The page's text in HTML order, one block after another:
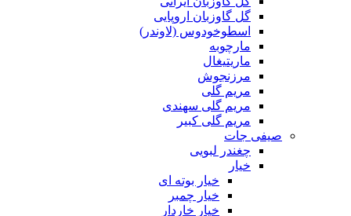
گل گاوزبان اروپایی
اسطوخودوس (لاوندر)
مارچوبه
ماریتیغال
مرزنجوش
مریم گلی
مریم گلی سهندی
مریم گلی کبیر
صیفی جات
چغندر لبویی
خیار
خیار بوته ای
خیار چمبر
خیار خاردار